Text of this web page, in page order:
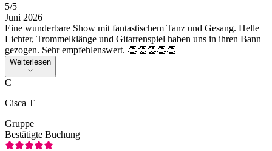
5/5
Juni 2026
Eine wunderbare Show mit fantastischem Tanz und Gesang. Helle
Lichter, Trommelklänge und Gitarrenspiel haben uns in ihren Bann
gezogen. Sehr empfehlenswert. 👏👏👏👏👏
Weiterlesen
C
Cisca T
Gruppe
Bestätigte Buchung